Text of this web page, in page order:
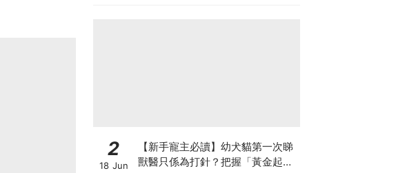
2
18 Jun
【新手寵主必讀】幼犬貓第一次睇
獸醫只係為打針？把握「黃金起跑